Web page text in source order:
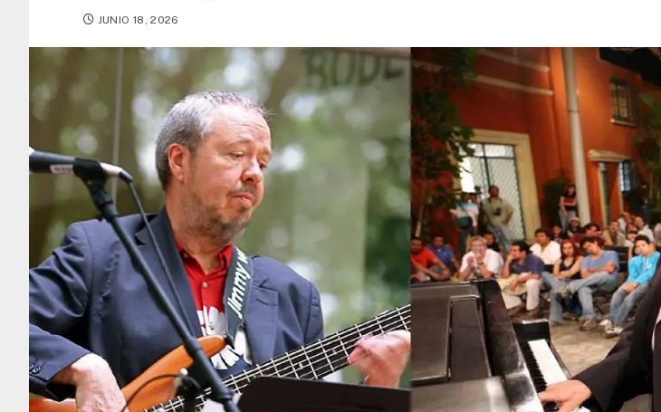
JUNIO 18, 2026